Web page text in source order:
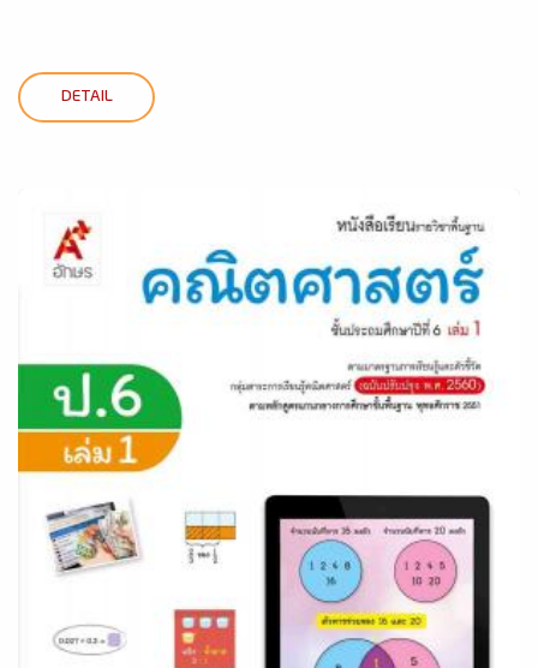
DETAIL